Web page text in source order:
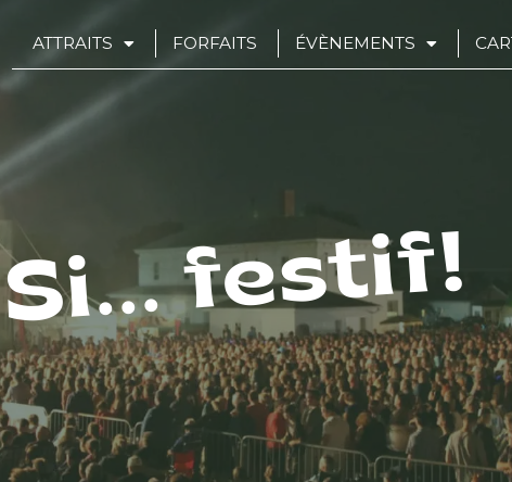
ATTRAITS FORFAITS ÉVÈNEMENTS
Si... festif!